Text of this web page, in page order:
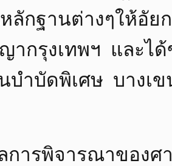
ลักฐานต่างๆให้อัย
ากรุงเทพฯ และไ
ำบัดพิเศษ บางเข
จารณาของศาล